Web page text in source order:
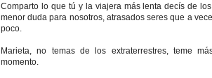
Comparto lo que tú y la viajera más lenta decís de
menor duda para nosotros, atrasados seres que a
poco.
Marieta, no temas de los extraterrestres, teme
momento.